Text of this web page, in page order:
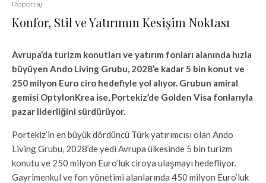
Röportaj
Konfor, Stil ve Yatırımın Kesişim Noktası
Avrupa’da turizm konutları ve yatırım fonları alanında hızla
büyüyen Ando Living Grubu, 2028’e kadar 5 bin konut ve
250 milyon Euro ciro hedefiyle yol alıyor. Grubun amiral
gemisi OptylonKrea ise, Portekiz’de Golden Visa fonlarıyla
pazar liderliğini sürdürüyor.
Portekiz’in en büyük dördüncü Türk yatırımcısı olan Ando
Living Grubu, 2028’de yedi Avrupa ülkesinde 5 bin turizm
konutu ve 250 milyon Euro’luk ciroya ulaşmayı hedefliyor.
Gayrimenkul ve fon yönetimi alanlarında 450 milyon Euro’luk